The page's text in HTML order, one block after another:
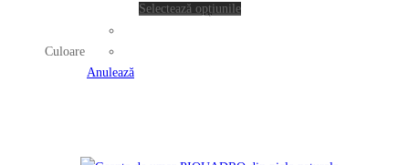
Selectează opțiunile
are
Culoare
Anulează